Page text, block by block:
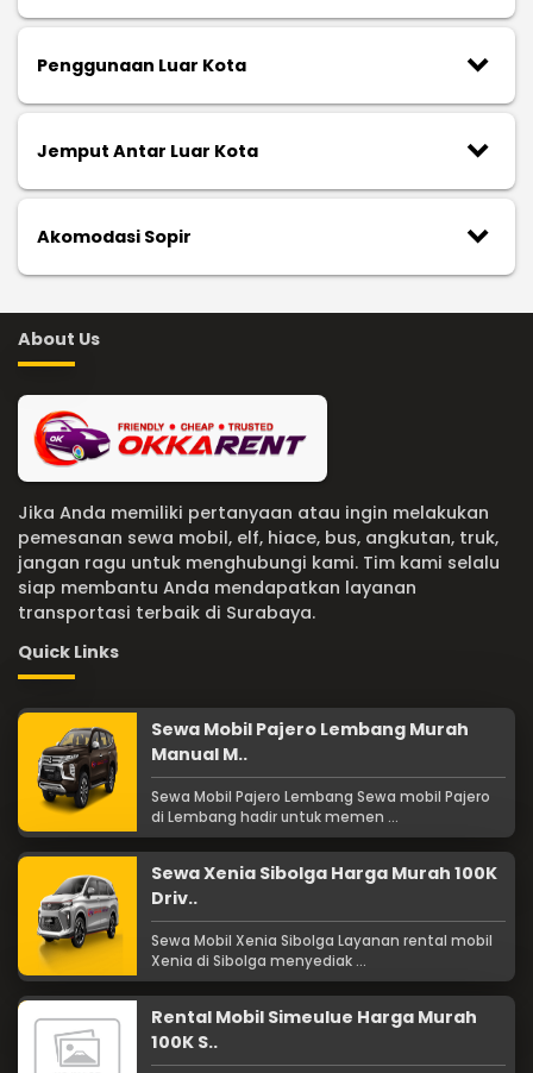
Penggunaan Luar Kota keyboard_arrow_down
Jemput Antar Luar Kota keyboard_arrow_down
Akomodasi Sopir keyboard_arrow_down
About Us
Jika Anda memiliki pertanyaan atau ingin melakukan
pemesanan sewa mobil, elf, hiace, bus, angkutan, truk,
jangan ragu untuk menghubungi kami. Tim kami selalu
siap membantu Anda mendapatkan layanan
transportasi terbaik di Surabaya.
Quick Links
Sewa Mobil Pajero Lembang Murah
Manual M..
Sewa Mobil Pajero Lembang Sewa mobil Pajero
di Lembang hadir untuk memen ...
Sewa Xenia Sibolga Harga Murah 100K
Driv..
Sewa Mobil Xenia Sibolga Layanan rental mobil
Xenia di Sibolga menyediak ...
Rental Mobil Simeulue Harga Murah
100K S..